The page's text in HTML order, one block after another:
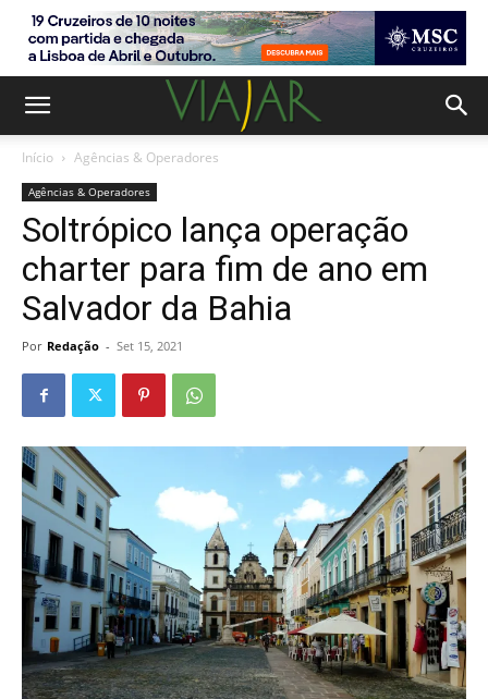
Início Agências & Operadores
Agências & Operadores
Soltrópico lança operação
charter para fim de ano em
Salvador da Bahia
Por Redação - Set 15, 2021